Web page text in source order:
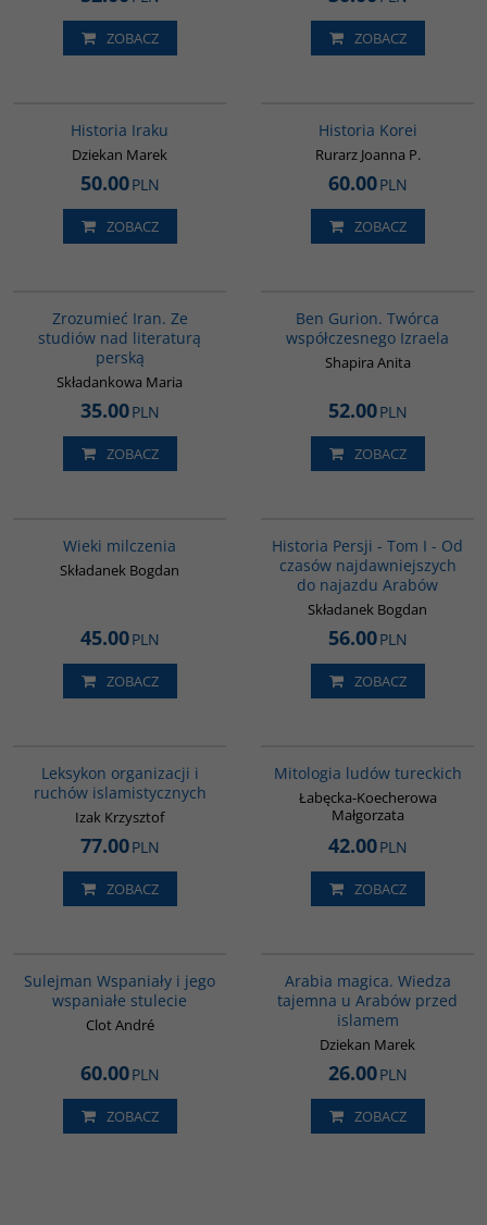
ZOBACZ ZOBACZ
Historia Iraku
Dziekan Marek
50.00PLN
ZOBACZ
Historia Korei
Rurarz Joanna P.
60.00PLN
ZOBACZ
Zrozumieć Iran. Ze
studiów nad literaturą
perską
Składankowa Maria
35.00PLN
ZOBACZ
Ben Gurion. Twórca
współczesnego Izraela
Shapira Anita
52.00PLN
ZOBACZ
Wieki milczenia
Składanek Bogdan
45.00PLN
ZOBACZ
Historia Persji - Tom I - Od
czasów najdawniejszych
do najazdu Arabów
Składanek Bogdan
56.00PLN
ZOBACZ
Leksykon organizacji i
ruchów islamistycznych
Izak Krzysztof
77.00PLN
ZOBACZ
Mitologia ludów tureckich
Łabęcka-Koecherowa
Małgorzata
42.00PLN
ZOBACZ
Sulejman Wspaniały i jego
wspaniałe stulecie
Clot André
60.00PLN
ZOBACZ
Arabia magica. Wiedza
tajemna u Arabów przed
islamem
Dziekan Marek
26.00PLN
ZOBACZ